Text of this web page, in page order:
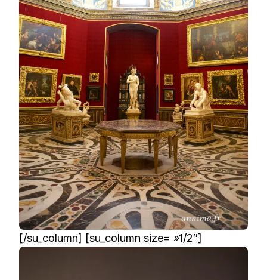
[/su_column] [su_column size= »1/2″]